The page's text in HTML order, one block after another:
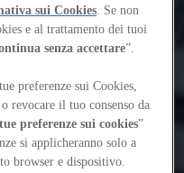
base a Berlino, attivo
stato editor della rivista dello
Biennial.
sui Cookies. Se non
e al trattamento dei tuoi
senza accettare”.
preferenze sui Cookies,
revocare il tuo consenso da
preferenze sui cookies”
si applicheranno solo a
browser e dispositivo.